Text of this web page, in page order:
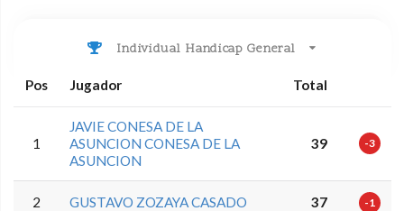
Individual Handicap General
Pos Jugador Total
1
JAVIE CONESA DE LA
ASUNCION CONESA DE LA
ASUNCION
39 -3
2 GUSTAVO ZOZAYA CASADO 37 -1